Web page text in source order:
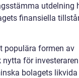
utdelning
finansiella
populära formen av
för
bolagets likvida